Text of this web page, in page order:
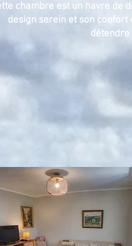
chambre est un havre de
design serein et son
détendre